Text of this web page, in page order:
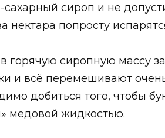
сироп и не
нектара попросту
горячую сиропную массу
и всё перемешивают
добиться того, чтобы
медовой жидкостью.